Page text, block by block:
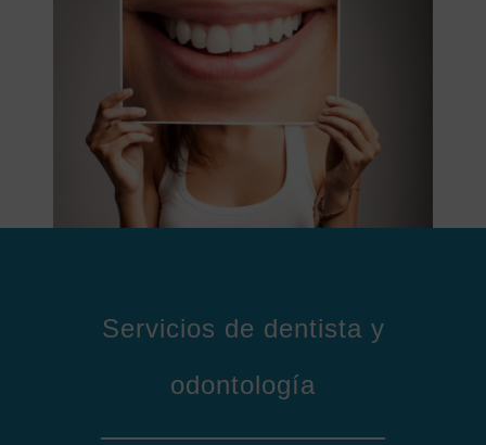
Servicios de dentista y
odontología